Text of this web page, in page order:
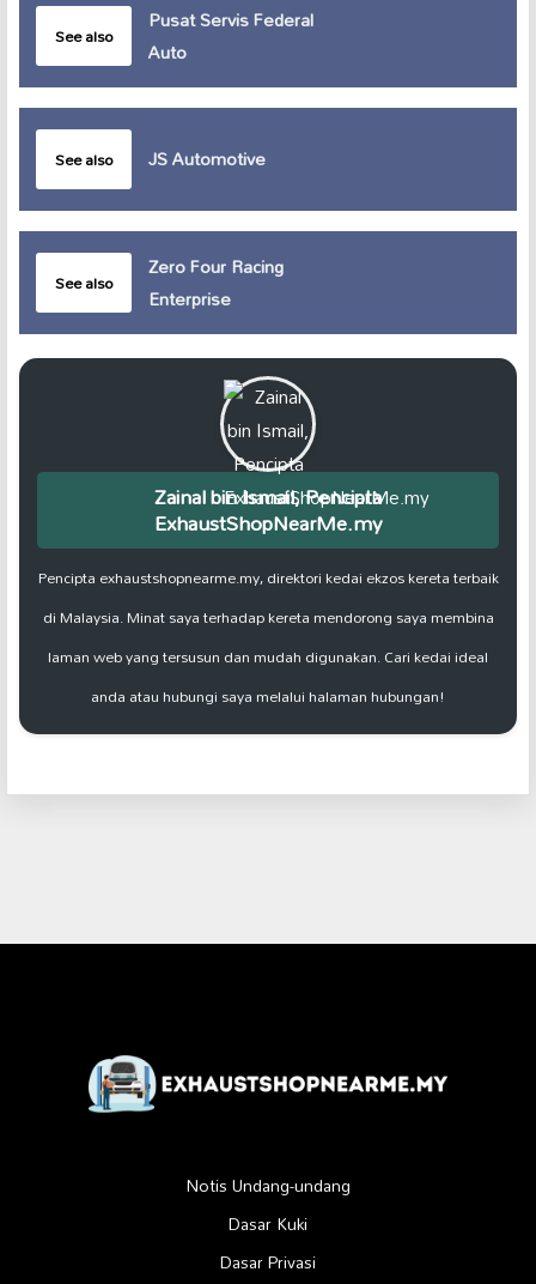
See also
Pusat Servis Federal
Auto
See also JS Automotive
See also
Zero Four Racing
Enterprise
Zainal bin Ismail, Pencipta
ExhaustShopNearMe.my
Pencipta exhaustshopnearme.my, direktori kedai ekzos kereta terbaik
di Malaysia. Minat saya terhadap kereta mendorong saya membina
laman web yang tersusun dan mudah digunakan. Cari kedai ideal
anda atau hubungi saya melalui halaman hubungan!
Notis Undang-undang
Dasar Kuki
Dasar Privasi